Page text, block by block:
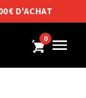
D'ACHAT
0